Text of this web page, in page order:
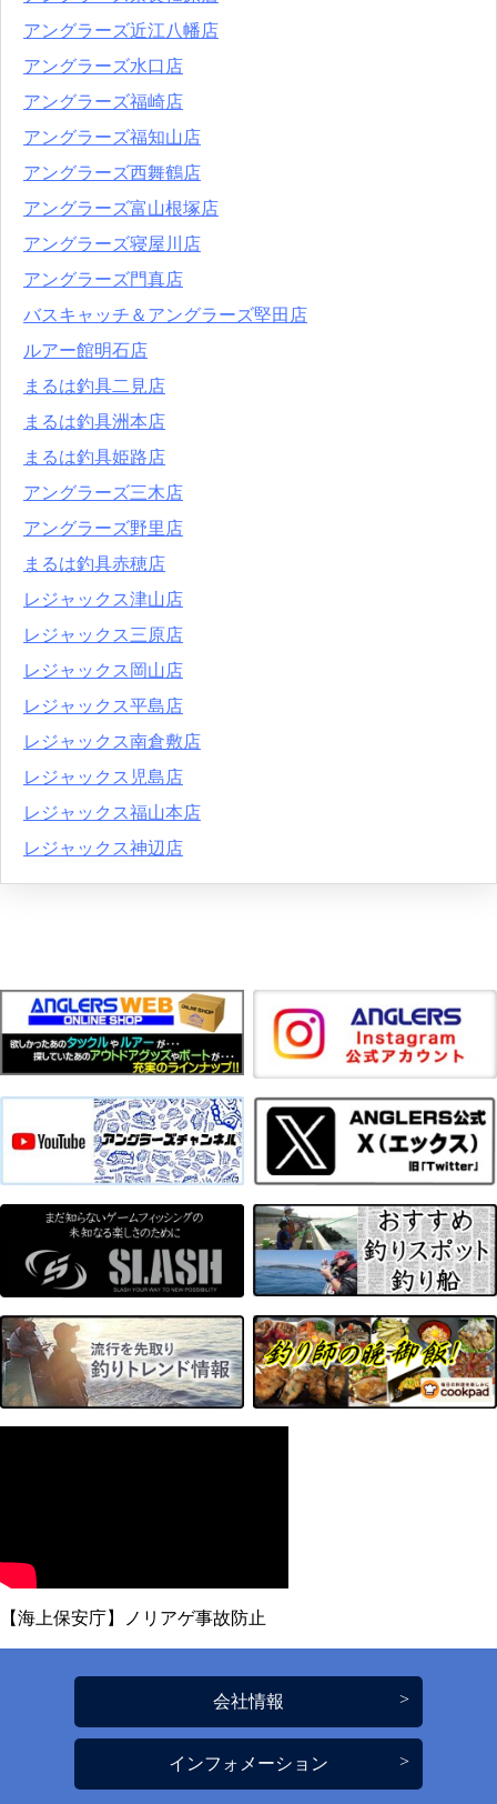
アングラーズ近江八幡店
アングラーズ水口店
アングラーズ福崎店
アングラーズ福知山店
アングラーズ西舞鶴店
アングラーズ富山根塚店
アングラーズ寝屋川店
アングラーズ門真店
バスキャッチ＆アングラーズ堅田店
ルアー館明石店
まるは釣具二見店
まるは釣具洲本店
まるは釣具姫路店
アングラーズ三木店
アングラーズ野里店
まるは釣具赤穂店
レジャックス津山店
レジャックス三原店
レジャックス岡山店
レジャックス平島店
レジャックス南倉敷店
レジャックス児島店
レジャックス福山本店
レジャックス神辺店
【海上保安庁】ノリアゲ事故防止
会社情報
インフォメーション